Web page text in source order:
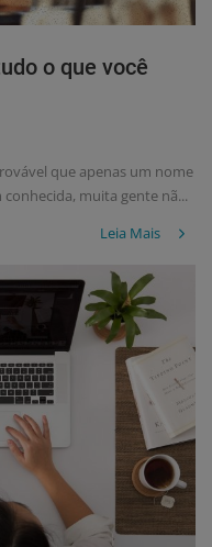
o que você
que apenas um nome
muita gente nã...
Leia Mais